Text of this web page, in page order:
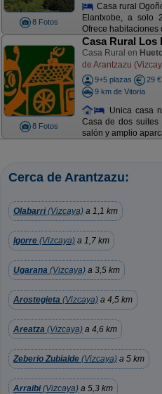
8 Fotos
Casa rural
Elantxobe, a solo
Ofrece habitaciones
8 Fotos
Casa Rural Los
Casa Rural en
de Arantzazu
9+5 plazas
29 €
9 km de Vitoria
Unica casa
Casa de dos suites
salón y amplio
Cerca de Arantzazu:
Olabarri(Vizcaya) a 1,1 km
Igorre (Vizcaya) a 1,7 km
Ugarana (Vizcaya) a 3,5 km
Arostegieta (Vizcaya) a 4,5 km
Areatza (Vizcaya) a 4,6 km
Zeberio Zubialde (Vizcaya) a 5 km
Arraibi(Vizcaya) a 5,3 km